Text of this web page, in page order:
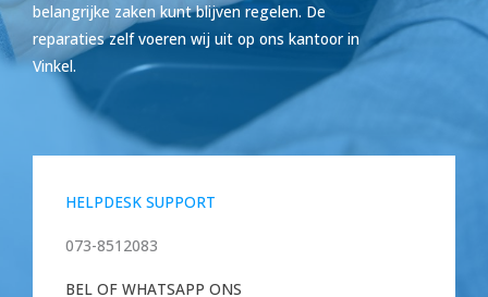
belangrijke zaken kunt blijven regelen. De
reparaties zelf voeren wij uit op ons kantoor in
Vinkel.
HELPDESK SUPPORT
073-8512083
BEL OF WHATSAPP ONS